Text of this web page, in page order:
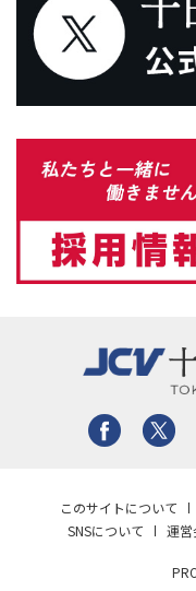
このサイトについて
SNSについて
運営